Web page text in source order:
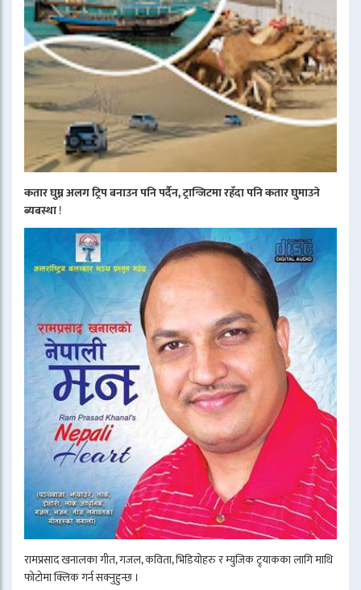
कतार घुम्न अलग ट्रिप बनाउन पनि पर्दैन, ट्रान्जिटमा रहँदा पनि कतार घुमाउने
ब्यबस्था!
रामप्रसाद खनालका गीत, गजल, कविता, भिडियोहरु र म्युजिक ट्र्याकका लागि माथि
फोटोमा क्लिक गर्न सक्नुहुन्छ ।